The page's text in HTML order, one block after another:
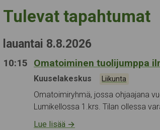
Tulevat tapahtumat
lauantai 8.8.2026
10:15 Omatoiminen tuolijumppa
Tapahtumapaikka:
Kuuselakeskus Kategoriat:
Liikunta
Omatoimiryhmä, jossa ohjaajana
Lumikellossa 1.krs. Tilan ollessa
Lue lisää →